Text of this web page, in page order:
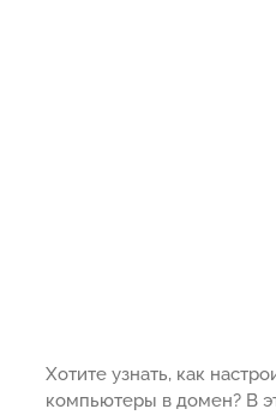
Хотите узнать, как
компьютеры в домен? В